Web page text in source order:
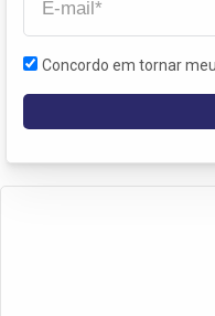
Concordo em tornar